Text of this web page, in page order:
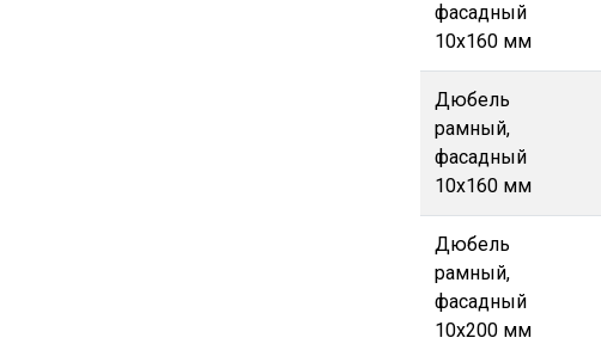
фасадный
10х160 мм
Дюбель
рамный,
фасадный
10х160 мм
Дюбель
рамный,
фасадный
10х200 мм